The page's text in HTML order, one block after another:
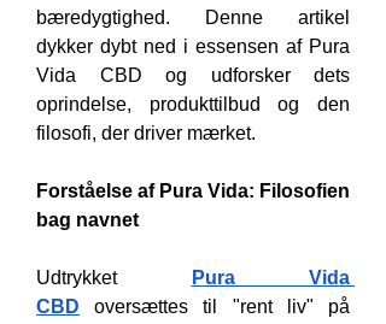
bæredygtighed. Denne artikel
dykker dybt ned i essensen af ​​Pura
Vida CBD og udforsker dets
oprindelse, produkttilbud og den
filosofi, der driver mærket.
Forståelse af Pura Vida: Filosofien
bag navnet
Udtrykket
Pura Vida
CBD oversættes til "rent liv" på